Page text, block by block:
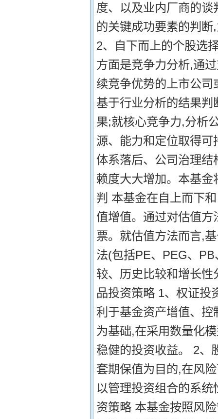
度、以及业内厂商的
的关键成功要素的判
2、自下而上的个股选
方面是竞争力分析,通
续竞争优势的上市公
基于行业分析的结果
果;就核心竞争力,分析
源、能力和定位取得
体系落后、公司治理
赖度大大增加。本基
判 本基金在自上而下
值增值。通过对估值
票。就估值方法而言,
法(包括PE、PEG、
较、历史比较和增长
品投资策略 1、权证投
利于基金资产增值、
为基础,在采用数量化
稳健的投资收益。 2、
套期保值为目的,在风
以管理投资组合的系
资策略 本基金按照风